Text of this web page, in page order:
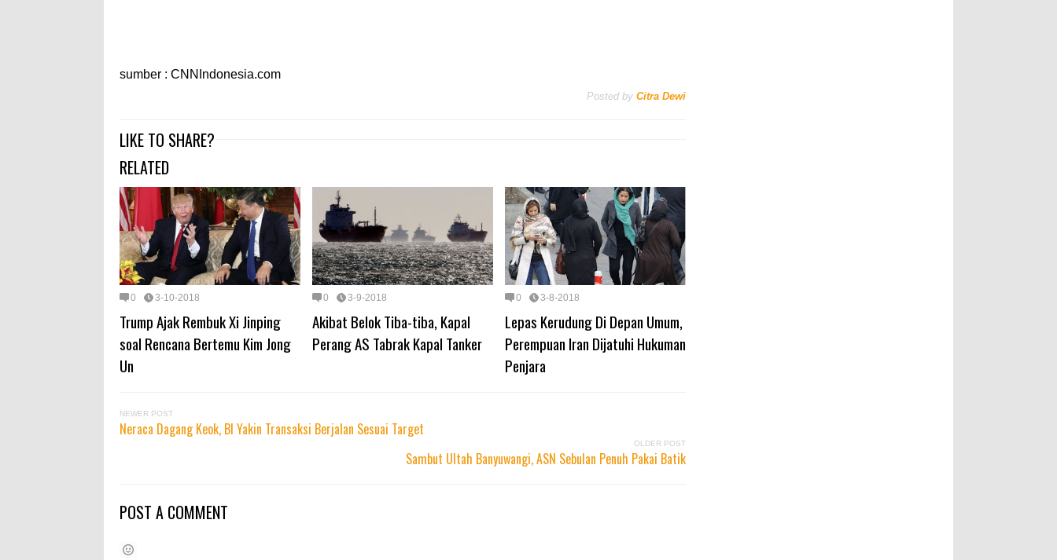
sumber : CNNIndonesia.com
Posted by Citra Dewi
LIKE TO SHARE?
RELATED
0 3-10-2018
Trump Ajak Rembuk Xi Jinping
soal Rencana Bertemu Kim Jong
Un
0 3-9-2018
Akibat Belok Tiba-tiba, Kapal
Perang AS Tabrak Kapal Tanker
0 3-8-2018
Lepas Kerudung Di Depan Umum,
Perempuan Iran Dijatuhi Hukuman
Penjara
NEWER POST
Neraca Dagang Keok, BI Yakin Transaksi Berjalan Sesuai Target
OLDER POST
Sambut Ultah Banyuwangi, ASN Sebulan Penuh Pakai Batik
POST A COMMENT